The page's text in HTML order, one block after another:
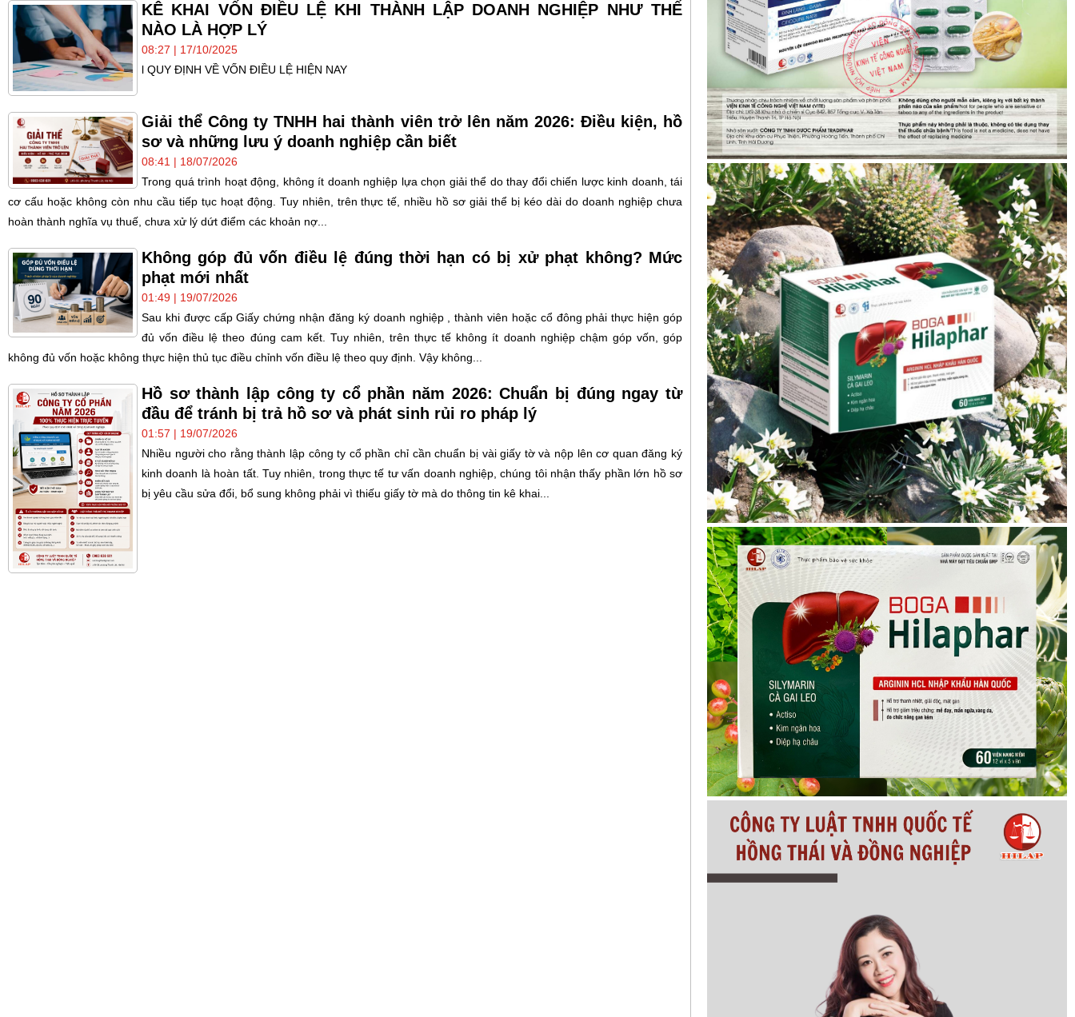
KÊ KHAI VỐN ĐIỀU LỆ KHI THÀNH LẬP DOANH NGHIỆP NHƯ THẾ
NÀO LÀ HỢP LÝ
08:27 | 17/10/2025
l QUY ĐỊNH VỀ VỐN ĐIỀU LỆ HIỆN NAY
Giải thể Công ty TNHH hai thành viên trở lên năm 2026: Điều kiện, hồ
sơ và những lưu ý doanh nghiệp cần biết
08:41 | 18/07/2026
Trong quá trình hoạt động, không ít doanh nghiệp lựa chọn giải thể do thay đổi chiến lược kinh doanh, tái
cơ cấu hoặc không còn nhu cầu tiếp tục hoạt động. Tuy nhiên, trên thực tế, nhiều hồ sơ giải thể bị kéo dài do doanh nghiệp chưa
hoàn thành nghĩa vụ thuế, chưa xử lý dứt điểm các khoản nợ...
Không góp đủ vốn điều lệ đúng thời hạn có bị xử phạt không? Mức
phạt mới nhất
01:49 | 19/07/2026
Sau khi được cấp Giấy chứng nhận đăng ký doanh nghiệp , thành viên hoặc cổ đông phải thực hiện góp
đủ vốn điều lệ theo đúng cam kết. Tuy nhiên, trên thực tế không ít doanh nghiệp chậm góp vốn, góp
không đủ vốn hoặc không thực hiện thủ tục điều chỉnh vốn điều lệ theo quy định. Vậy không...
Hồ sơ thành lập công ty cổ phần năm 2026: Chuẩn bị đúng ngay từ
đầu để tránh bị trả hồ sơ và phát sinh rủi ro pháp lý
01:57 | 19/07/2026
Nhiều người cho rằng thành lập công ty cổ phần chỉ cần chuẩn bị vài giấy tờ và nộp lên cơ quan đăng ký
kinh doanh là hoàn tất. Tuy nhiên, trong thực tế tư vấn doanh nghiệp, chúng tôi nhận thấy phần lớn hồ sơ
bị yêu cầu sửa đổi, bổ sung không phải vì thiếu giấy tờ mà do thông tin kê khai...